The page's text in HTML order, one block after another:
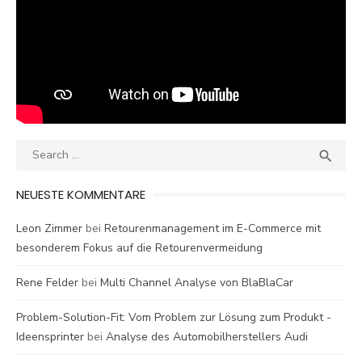
Search

NEUESTE KOMMENTARE
Leon Zimmer bei Retourenmanagement im E-Commerce mit
besonderem Fokus auf die Retourenvermeidung
Rene Felder bei Multi Channel Analyse von BlaBlaCar
Problem-Solution-Fit: Vom Problem zur Lösung zum Produkt -
Ideensprinter bei Analyse des Automobilherstellers Audi